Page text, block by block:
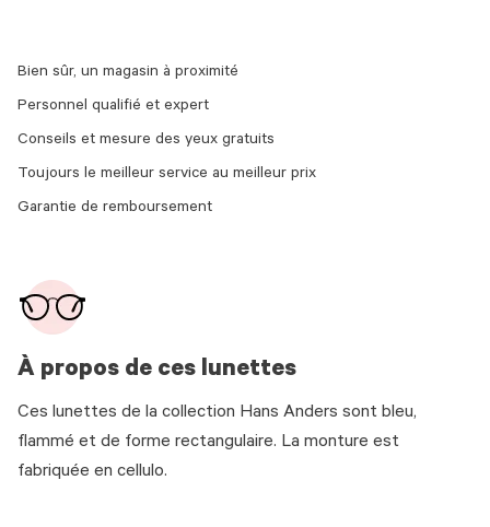
À propos de ces lunettes
Ces lunettes de la collection Hans Anders sont bleu,
flammé et de forme rectangulaire. La monture est
fabriquée en cellulo.
Bien sûr, un magasin à proximité
Personnel qualifié et expert
Conseils et mesure des yeux gratuits
Toujours le meilleur service au meilleur prix
Garantie de remboursement